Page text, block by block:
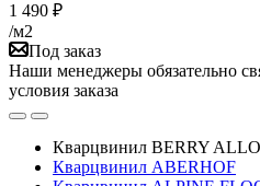
1 490 ₽
/м2
Под заказ
Наши менеджеры обязательно
условия заказа
Кварцвинил BERRY
Кварцвинил ABERHOF